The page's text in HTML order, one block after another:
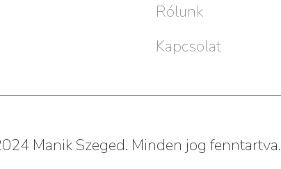
Rólunk
Kapcsolat
Manik Szeged. Minden jog fenntartva.